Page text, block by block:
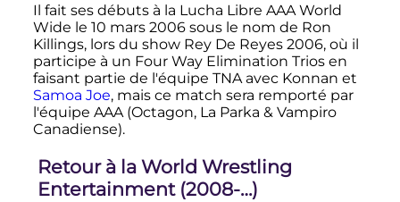
Il fait ses débuts à la Lucha Libre AAA World
Wide le 10 mars 2006 sous le nom de Ron
Killings, lors du show Rey De Reyes 2006, où il
participe à un Four Way Elimination Trios en
faisant partie de l'équipe TNA avec Konnan et
Samoa Joe, mais ce match sera remporté par
l'équipe AAA (Octagon, La Parka & Vampiro
Canadiense).
Retour à la World Wrestling
Entertainment (2008-…)